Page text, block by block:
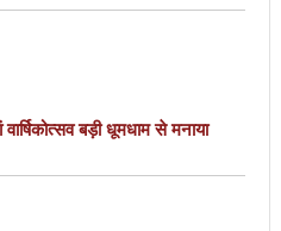
बड़ी धूमधाम से मनाया